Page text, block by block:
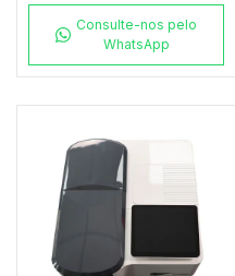
Consulte-nos pelo
WhatsApp